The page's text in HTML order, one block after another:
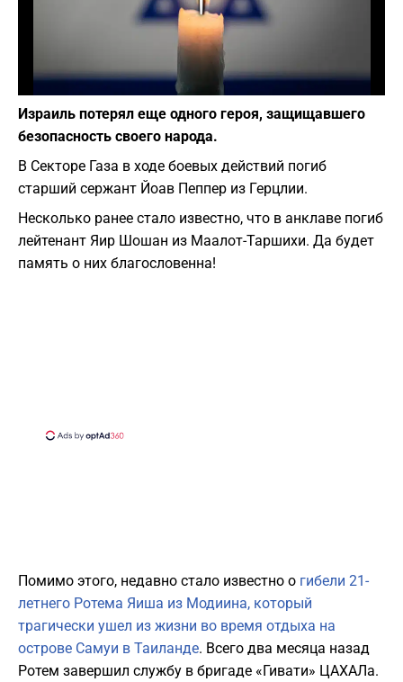
Фото: depositphotos.com
Израиль потерял еще одного героя, защищавшего
безопасность своего народа.
В Секторе Газа в ходе боевых действий погиб
старший сержант Йоав Пеппер из Герцлии.
Несколько ранее стало известно, что в анклаве погиб
лейтенант Яир Шошан из Маалот-Таршихи. Да будет
память о них благословенна!
Помимо этого, недавно стало известно о гибели 21-
летнего Ротема Яиша из Модиина, который
трагически ушел из жизни во время отдыха на
острове Самуи в Таиланде. Всего два месяца назад
Ротем завершил службу в бригаде «Гивати» ЦАХАЛа.